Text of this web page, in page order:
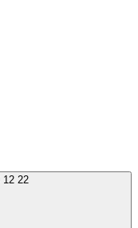
+7 921 809 12 22